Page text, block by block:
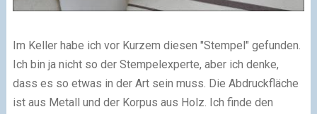
Im Keller habe ich vor Kurzem diesen "Stempel" gefunden.
Ich bin ja nicht so der Stempelexperte, aber ich denke,
dass es so etwas in der Art sein muss. Die Abdruckfläche
ist aus Metall und der Korpus aus Holz. Ich finde den